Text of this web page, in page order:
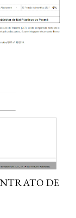
DE